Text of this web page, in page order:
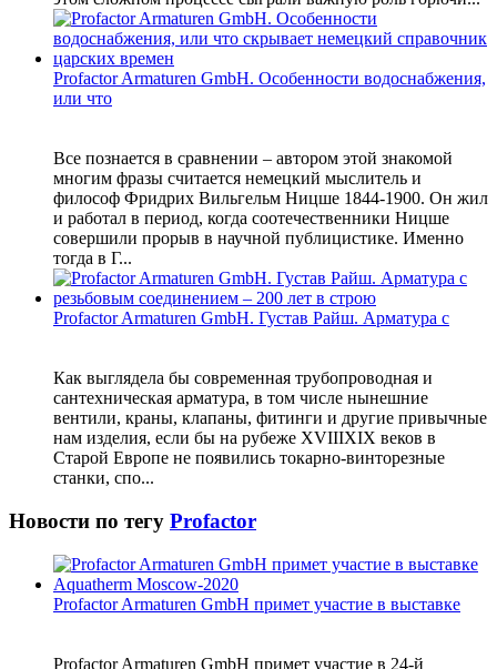
Profactor Armaturen GmbH. Особенности водоснабжения,
или что
Все познается в сравнении – автором этой знакомой
многим фразы считается немецкий мыслитель и
философ Фридрих Вильгельм Ницше 1844-1900. Он жил
и работал в период, когда соотечественники Ницше
совершили прорыв в научной публицистике. Именно
тогда в Г...
Profactor Armaturen GmbH. Густав Райш. Арматура с
Как выглядела бы современная трубопроводная и
сантехническая арматура, в том числе нынешние
вентили, краны, клапаны, фитинги и другие привычные
нам изделия, если бы на рубеже XVIIIXIX веков в
Старой Европе не появились токарно-винторезные
станки, спо...
Новости по тегу Profactor
Profactor Armaturen GmbH примет участие в выставке
Profactor Armaturen GmbH примет участие в 24-й